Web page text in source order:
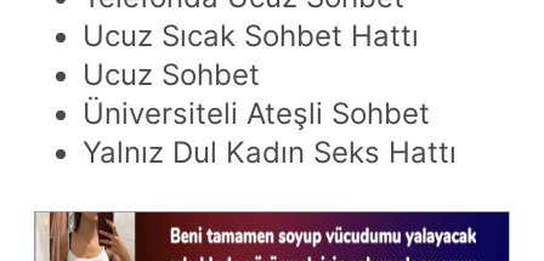
Ucuz Sıcak Sohbet Hattı
Ucuz Sohbet
Üniversiteli Ateşli Sohbet
Yalnız Dul Kadın Seks Hattı